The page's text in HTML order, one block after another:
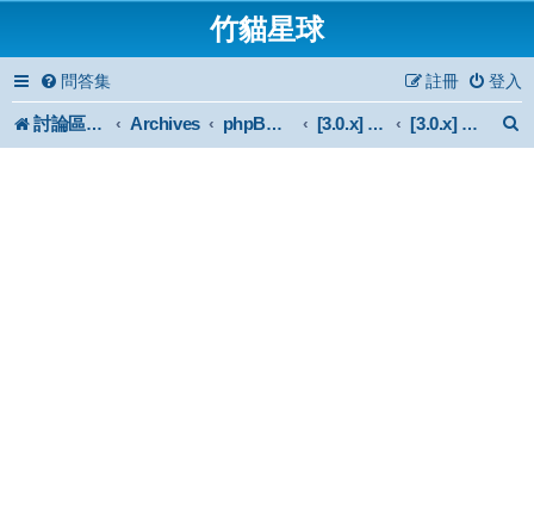
竹貓星球
問答集 登入
註冊
討論區首頁 Archives phpBB 3.0.x Forum Archive [3.0.x] Mod [3.0.x] 外掛問題討論